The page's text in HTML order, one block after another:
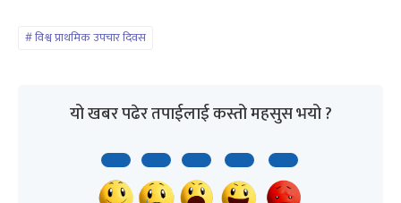
विश्व प्राथमिक उपचार दिवस
यो खबर पढेर तपाईलाई कस्तो महसुस भयो ?